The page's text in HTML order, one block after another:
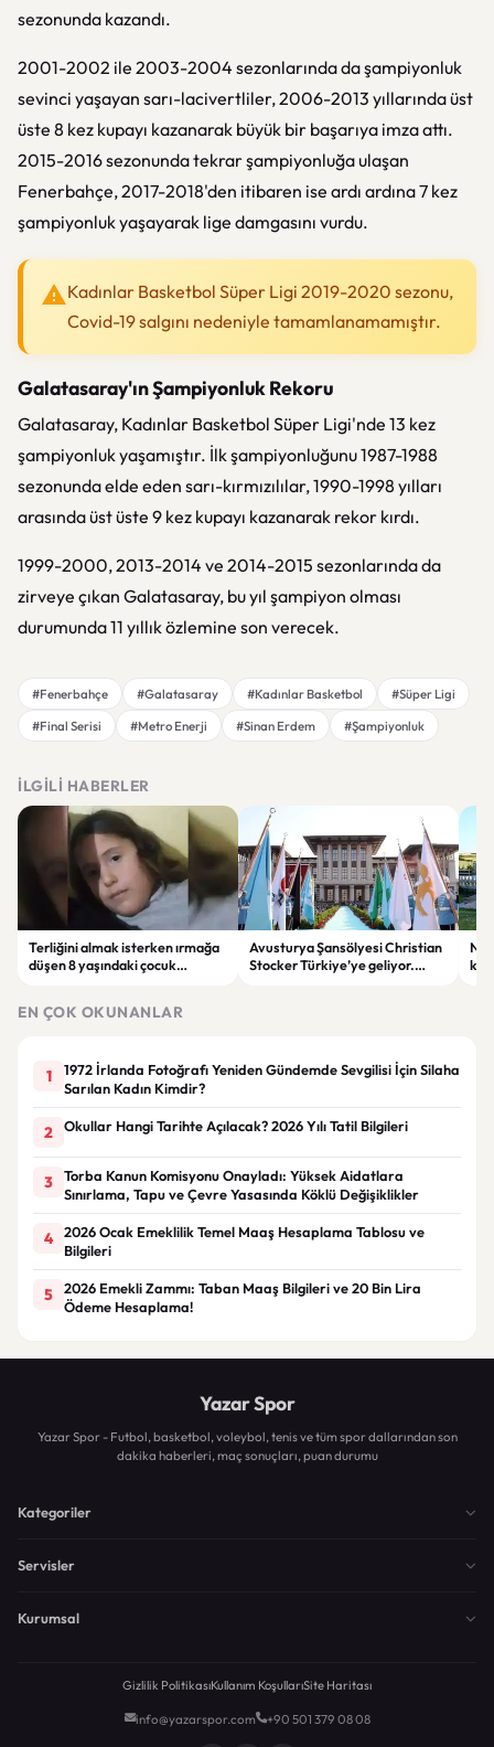
sezonunda kazandı.
2001-2002 ile 2003-2004 sezonlarında da şampiyonluk
sevinci yaşayan sarı-lacivertliler, 2006-2013 yıllarında üst
üste 8 kez kupayı kazanarak büyük bir başarıya imza attı.
2015-2016 sezonunda tekrar şampiyonluğa ulaşan
Fenerbahçe, 2017-2018'den itibaren ise ardı ardına 7 kez
şampiyonluk yaşayarak lige damgasını vurdu.
Kadınlar Basketbol Süper Ligi 2019-2020 sezonu,
Covid-19 salgını nedeniyle tamamlanamamıştır.
Galatasaray'ın Şampiyonluk Rekoru
Galatasaray, Kadınlar Basketbol Süper Ligi'nde 13 kez
şampiyonluk yaşamıştır. İlk şampiyonluğunu 1987-1988
sezonunda elde eden sarı-kırmızılılar, 1990-1998 yılları
arasında üst üste 9 kez kupayı kazanarak rekor kırdı.
1999-2000, 2013-2014 ve 2014-2015 sezonlarında da
zirveye çıkan Galatasaray, bu yıl şampiyon olması
durumunda 11 yıllık özlemine son verecek.
#Fenerbahçe #Galatasaray #Kadınlar Basketbol
#Süper Ligi
#Final Serisi
#Metro Enerji #Sinan Erdem #Şampiyonluk
İLGILI HABERLER
Terliğini almak isterken ırmağa
düşen 8 yaşındaki çocuk
Avusturya Şansölyesi Christian
Stocker Türkiye’ye geliyor.
EN ÇOK OKUNANLAR
1
1972 İrlanda Fotoğrafı Yeniden Gündemde Sevgilisi İçin Silaha
Sarılan Kadın Kimdir?
2 Okullar Hangi Tarihte Açılacak? 2026 Yılı Tatil Bilgileri
3
Torba Kanun Komisyonu Onayladı: Yüksek Aidatlara
Sınırlama, Tapu ve Çevre Yasasında Köklü Değişiklikler
4
2026 Ocak Emeklilik Temel Maaş Hesaplama Tablosu ve
Bilgileri
5
2026 Emekli Zammı: Taban Maaş Bilgileri ve 20 Bin Lira
Ödeme Hesaplama!
Yazar Spor
Yazar Spor - Futbol, basketbol, voleybol, tenis ve tüm spor dallarından son
dakika haberleri, maç sonuçları, puan durumu
Kategoriler
Servisler
Kurumsal
Gizlilik PolitikasıKullanım KoşullarıSite Haritası
info@yazarspor.com +90 501 379 08 08